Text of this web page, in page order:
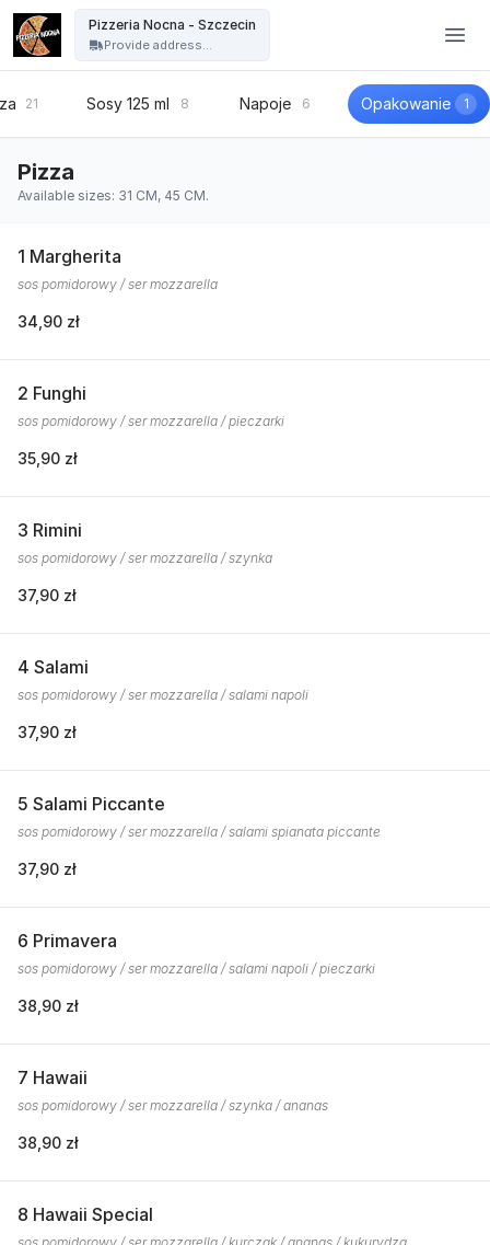
Pizzeria Nocna - Szczecin
Provide address...
21 Sosy 125 ml 8 Napoje 6 Opakowanie 1
Pizza
Available sizes: 31 CM, 45 CM.
1 Margherita
sos pomidorowy / ser mozzarella
34,90 zł
2 Funghi
sos pomidorowy / ser mozzarella / pieczarki
35,90 zł
3 Rimini
sos pomidorowy / ser mozzarella / szynka
37,90 zł
4 Salami
sos pomidorowy / ser mozzarella / salami napoli
37,90 zł
5 Salami Piccante
sos pomidorowy / ser mozzarella / salami spianata piccante
37,90 zł
6 Primavera
sos pomidorowy / ser mozzarella / salami napoli / pieczarki
38,90 zł
7 Hawaii
sos pomidorowy / ser mozzarella / szynka / ananas
38,90 zł
8 Hawaii Special